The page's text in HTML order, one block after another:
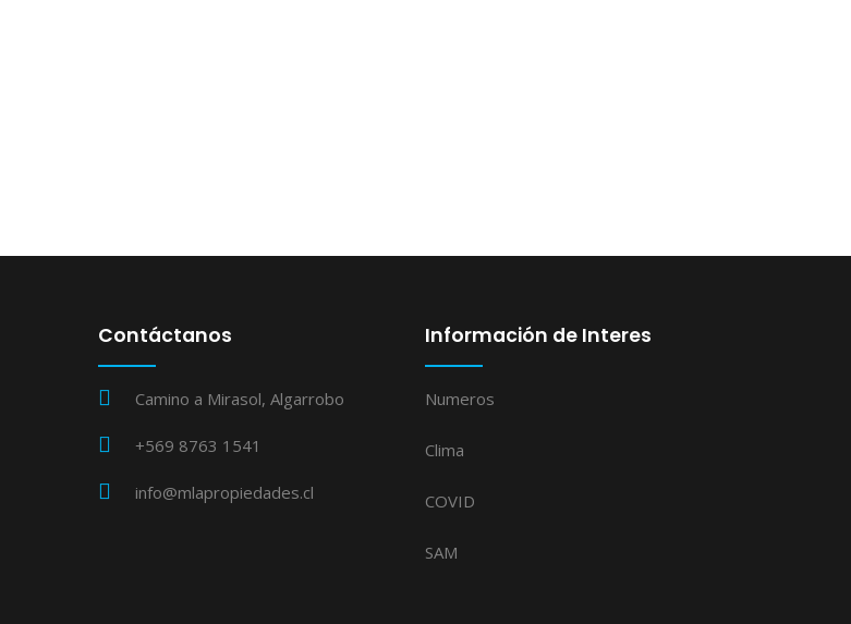
Contáctanos
Camino a Mirasol, Algarrobo
+569 8763 1541
info@mlapropiedades.cl
Información de Interes
Numeros
Clima
COVID
SAM